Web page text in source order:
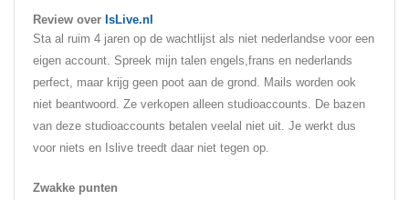
Review over IsLive.nl
Sta al ruim 4 jaren op de wachtlijst als niet nederlandse voor een
eigen account. Spreek mijn talen engels,frans en nederlands
perfect, maar krijg geen poot aan de grond. Mails worden ook
niet beantwoord. Ze verkopen alleen studioaccounts. De bazen
van deze studioaccounts betalen veelal niet uit. Je werkt dus
voor niets en Islive treedt daar niet tegen op.
Zwakke punten